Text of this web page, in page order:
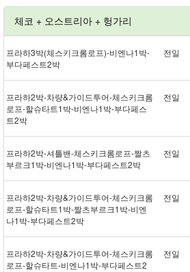
체코 + 오스트리아 + 헝가리
프라하 3박(체스키크롬로프) - 비엔나 1박 -
부다페스트 2박
전일
프라하 2박 - 차량&가이드투어 - 체스키크롬
로프 - 할슈타트 1박 - 비엔나 1박 - 부다페스
트 2박
전일
프라하 2박 - 셔틀 밴 - 체스키크롬로프 - 짤츠
부르크 1박 - 비엔나 1박 - 부다페스트 2박
전일
프라하 2박 - 차량&가이드투어 - 체스키크롬
로프 - 할슈타트 1박 - 짤츠부르크 1박 - 비엔
나 1박 - 부다페스트 2박
전일
프라하 2박 - 차량&가이드투어 - 체스키크롬
로프 - 할슈타트 - 비엔나 1박 - 부다페스트 2
전일